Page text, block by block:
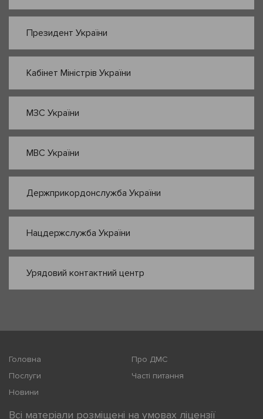
Президент України
Кабінет Міністрів України
МЗС України
МВС України
Держприкордонслужба України
Нацдержслужба України
Урядовий контактний центр
Головна
Про ДМС
Послуги
Часті питання
Новини
Всі матеріали розміщені на умовах ліцензії